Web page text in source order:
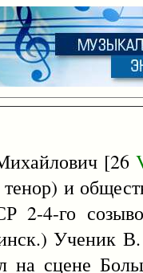
[26
и
4-го
Ученик
сцене